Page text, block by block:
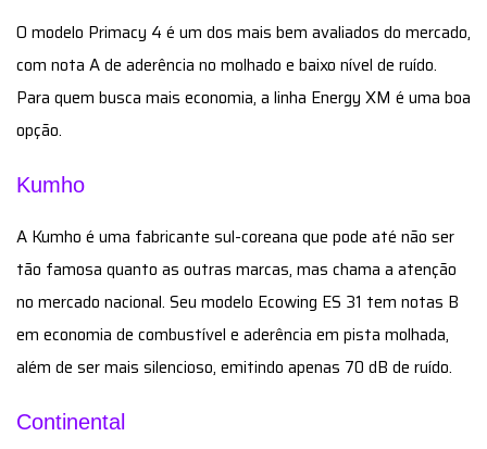
O modelo Primacy 4 é um dos mais bem avaliados do mercado,
com nota A de aderência no molhado e baixo nível de ruído.
Para quem busca mais economia, a linha Energy XM é uma boa
opção.
Kumho
A Kumho é uma fabricante sul-coreana que pode até não ser
tão famosa quanto as outras marcas, mas chama a atenção
no mercado nacional. Seu modelo Ecowing ES 31 tem notas B
em economia de combustível e aderência em pista molhada,
além de ser mais silencioso, emitindo apenas 70 dB de ruído.
Continental